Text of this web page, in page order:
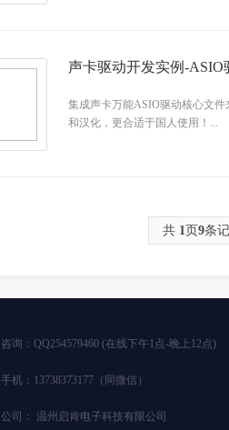
声卡驱动开发实例-ASIO
集成声卡万能ASIO驱动核心文件
和汉化，更合适于国人使用！...
共 1页9条
咨询：QQ254579460 (在线下午1点-晚上12点)
手机：13738373177（同微信）
公司： 温州启肯电子科技有限公司